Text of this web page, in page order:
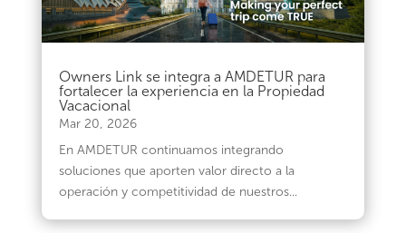
Owners Link se integra a AMDETUR para
fortalecer la experiencia en la Propiedad
Vacacional
Mar 20, 2026
En AMDETUR continuamos integrando
soluciones que aporten valor directo a la
operación y competitividad de nuestros...